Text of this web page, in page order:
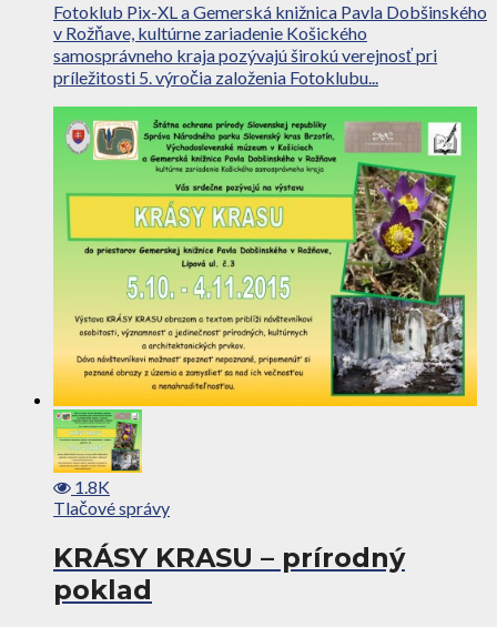
Fotoklub Pix-XL a Gemerská knižnica Pavla Dobšinského
v Rožňave, kultúrne zariadenie Košického
samosprávneho kraja pozývajú širokú verejnosť pri
príležitosti 5. výročia založenia Fotoklubu...
1.8K
Tlačové správy
KRÁSY KRASU – prírodný
poklad